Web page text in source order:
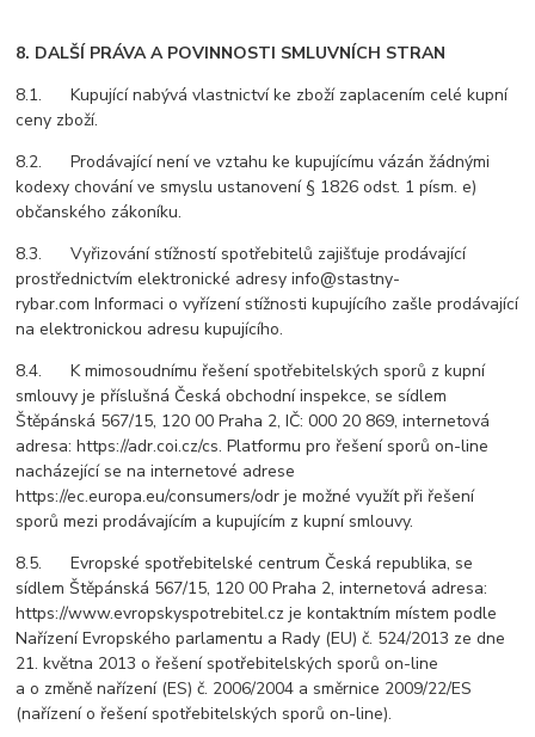
8. DALŠÍ PRÁVA A POVINNOSTI SMLUVNÍCH STRAN
8.1. Kupující nabývá vlastnictví ke zboží zaplacením celé kupní
ceny zboží.
8.2. Prodávající není ve vztahu ke kupujícímu vázán žádnými
kodexy chování ve smyslu ustanovení § 1826 odst. 1 písm. e)
občanského zákoníku.
8.3. Vyřizování stížností spotřebitelů zajišťuje prodávající
prostřednictvím elektronické adresy info@stastny-
rybar.com Informaci o vyřízení stížnosti kupujícího zašle prodávající
na elektronickou adresu kupujícího.
8.4. K mimosoudnímu řešení spotřebitelských sporů z kupní
smlouvy je příslušná Česká obchodní inspekce, se sídlem
Štěpánská 567/15, 120 00 Praha 2, IČ: 000 20 869, internetová
adresa: https://adr.coi.cz/cs. Platformu pro řešení sporů on-line
nacházející se na internetové adrese
https://ec.europa.eu/consumers/odr je možné využít při řešení
sporů mezi prodávajícím a kupujícím z kupní smlouvy.
8.5. Evropské spotřebitelské centrum Česká republika, se
sídlem Štěpánská 567/15, 120 00 Praha 2, internetová adresa:
https://www.evropskyspotrebitel.cz je kontaktním místem podle
Nařízení Evropského parlamentu a Rady (EU) č. 524/2013 ze dne
21. května 2013 o řešení spotřebitelských sporů on-line
a o změně nařízení (ES) č. 2006/2004 a směrnice 2009/22/ES
(nařízení o řešení spotřebitelských sporů on-line).